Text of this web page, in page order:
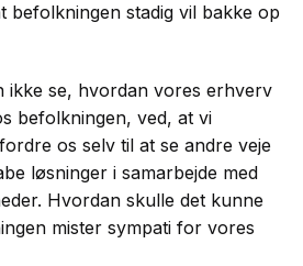
befolkningen stadig vil bakke op
ikke se, hvordan vores erhverv
befolkningen, ved, at vi
os selv til at se andre veje
løsninger i samarbejde med
Hvordan skulle det kunne
mister sympati for vores